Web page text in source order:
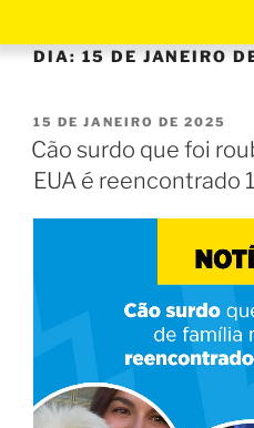
DIA:15 DE JANEIRO
15 DE JANEIRO DE 2025
Cão surdo que foi
EUA é reencontrado